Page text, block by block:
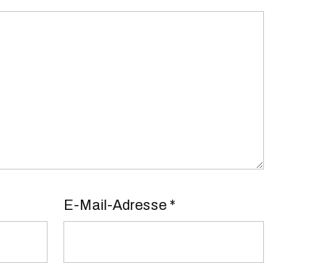
E-Mail-Adresse *